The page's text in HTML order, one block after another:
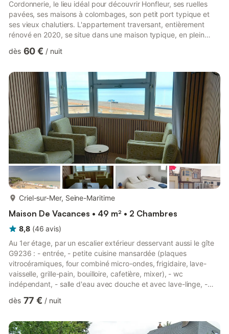
Cordonnerie, le lieu idéal pour découvrir Honfleur, ses ruelles
pavées, ses maisons à colombages, son petit port typique et
ses vieux chalutiers. L'appartement traversant, entièrement
rénové en 2020, se situe dans une maison typique, en plein
activités qu'offre Honfleur, tout en étant à l'abri de
se compose d'un salon-salle à manger et cuisine équipée, 3
chambres, une salle de douche, un salon de lecture. L'appart...
dès 60 € / nuit
Criel-sur-Mer, Seine-Maritime
Maison De Vacances • 49 m² • 2 Chambres
8,8 (46 avis)
Au 1er étage, par un escalier extérieur desservant aussi le gîte
G9236 : - entrée, - petite cuisine mansardée (plaques
vitrocéramiques, four combiné micro-ondes, frigidaire, lave-
vaisselle, grille-pain, bouilloire, cafetière, mixer), - wc
indépendant, - salle d'eau avec douche et avec lave-linge, -
convertible 1 personne, TV chaînes internationales, radio et
lit 2 personnes 140x190cm) côté plage, - 1 chambre (1 lit
dès 77 € / nuit